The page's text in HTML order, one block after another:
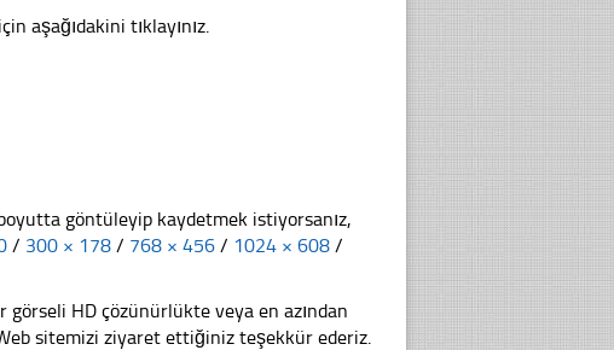
aşağıdakini tıklayınız.
göntüleyip kaydetmek istiyorsanız,
/ 300 × 178 / 768 × 456 / 1024 × 608 /
görseli HD çözünürlükte veya en azından
sitemizi ziyaret ettiğiniz teşekkür ederiz.